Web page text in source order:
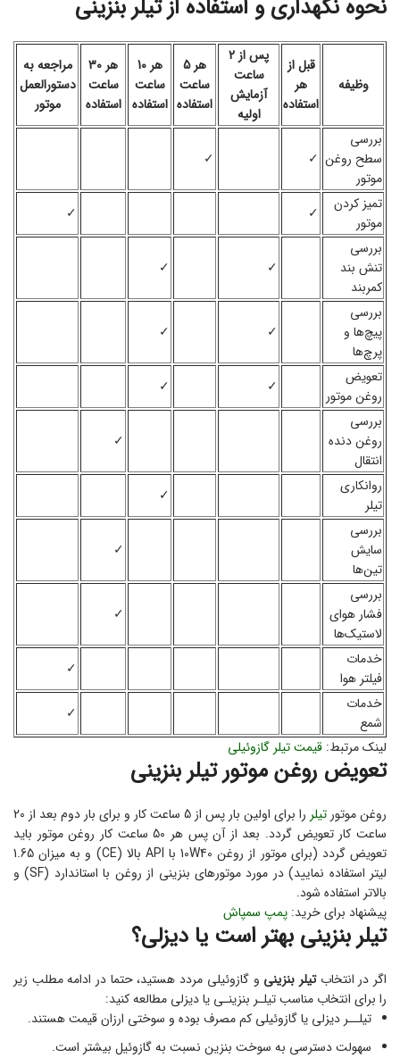
نحوه نگهداری و استفاده از تیلر بنزینی
وظیفه
قبل از
هر
استفاده
پس از 2
ساعت
آزمایش
اولیه
هر 5
ساعت
استفاده
هر 10
ساعت
استفاده
هر 30
ساعت
استفاده
مراجعه به
دستورالعمل
موتور
بررسی
سطح روغن
موتور
✓
✓
تمیز کردن
موتور
✓
✓
بررسی
تنش بند
کمربند
✓
✓
بررسی
پیچ‌ها و
پرچ‌ها
✓
✓
تعویض
روغن موتور
✓
✓
بررسی
روغن دنده
انتقال
✓
روانکاری
تیلر
✓
بررسی
سایش
تین‌ها
✓
بررسی
فشار هوای
لاستیک‌ها
✓
خدمات
فیلتر هوا
✓
خدمات
شمع
✓
لینک مرتبط: قیمت تیلر گازوئیلی
تعویض روغن موتور تیلر بنزینی
روغن موتور تیلر
را برای اولین بار پس از 5 ساعت کار و برای بار دوم بعد از 20
ساعت کار تعویض گردد. بعد از آن پس هر 50 ساعت کار روغن موتور باید
تعویض گردد (برای موتور از روغن 10W40 با API بالا (CE) و به میزان 1.65
لیتر استفاده نمایید) در مورد موتورهای بنزینی از روغن با استاندارد (SF) و
بالاتر استفاده شود.
پیشنهاد برای خرید: پمپ سمپاش
تیلر بنزینی بهتر است یا دیزلی؟
اگر در انتخابتیلر بنزینی و گازوئیلی مردد هستید، حتما در ادامه مطلب زیر
را برای انتخاب مناسب تیلـر بنزینـی یا دیزلی مطالعه کنید:
تیلــر دیزلی یا گازوئیلی کم مصرف بوده و سوختی ارزان قیمت هستند.
سهولت دسترسی به سوخت بنزین نسبت به گازوئیل بیشتر است.